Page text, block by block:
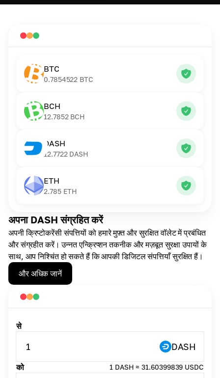
अपना DASH संग्रहित करें
अपनी क्रिप्टोकरेंसी संपत्तियों को हमारे मुफ़्त और सुरक्षित वॉलेट में प्रबंधित
और संग्रहीत करें। उन्नत एन्क्रिप्शन तकनीक और मज़बूत सुरक्षा उपायों के
साथ, आप निश्चिंत हो सकते हैं कि आपकी डिजिटल संपत्तियाँ सुरक्षित हैं।
और अधिक जानें
BTC
0.7854522 BTC
BCH
12.7852 BCH
DASH
12.7722 DASH
ETH
2.785 ETH
से
1 DASH
को 1 DASH ≈ 31.60399839 USDC